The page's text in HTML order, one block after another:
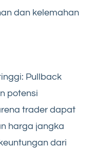
dan kelemahan
Pullback
potensi
trader dapat
harga jangka
dari